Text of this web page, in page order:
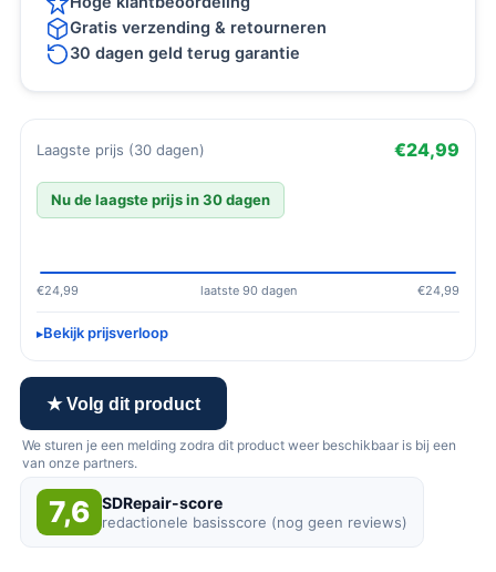
Gratis verzending & retourneren
30 dagen geld terug garantie
Laagste prijs (30 dagen) €24,99
Nu de laagste prijs in 30 dagen
€24,99 laatste 90 dagen €24,99
Bekijk prijsverloop
★ Volg dit product
We sturen je een melding zodra dit product weer beschikbaar is bij een
van onze partners.
7,6 SDRepair-score
redactionele basisscore (nog geen reviews)